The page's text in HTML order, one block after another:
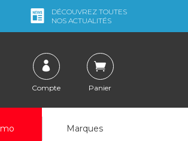
DÉCOUVREZ TOUTES
NOS ACTUALITÉS
Compte Panier
Marques